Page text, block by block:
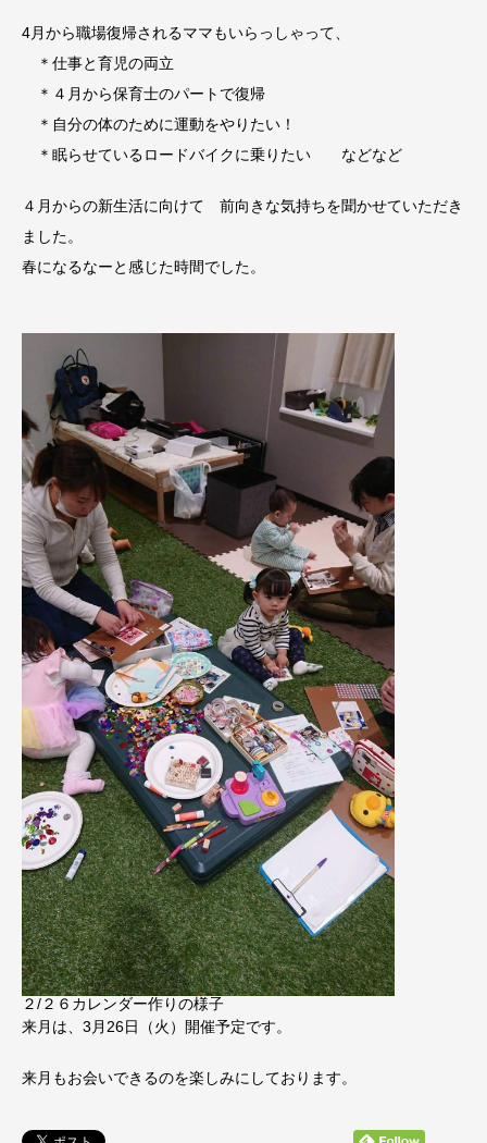
4月から職場復帰されるママもいらっしゃって、
＊仕事と育児の両立
＊４月から保育士のパートで復帰
＊自分の体のために運動をやりたい！
＊眠らせているロードバイクに乗りたい などなど
４月からの新生活に向けて 前向きな気持ちを聞かせていただき
ました。
春になるなーと感じた時間でした。
２/２６カレンダー作りの様子
来月は、3月26日（火）開催予定です。
来月もお会いできるのを楽しみにしております。